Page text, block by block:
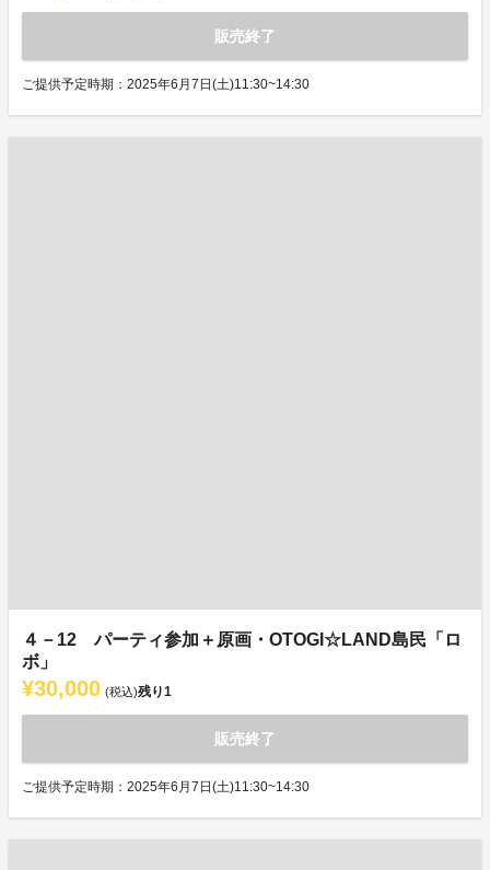
販売終了
ご提供予定時期：2025年6月7日(土)11:30~14:30
４－12 パーティ参加＋原画・OTOGI☆LAND島民「ロ
ボ」
¥30,000 (税込)残り1
販売終了
ご提供予定時期：2025年6月7日(土)11:30~14:30